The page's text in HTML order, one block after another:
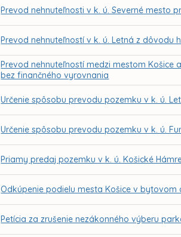
Prevod nehnuteľnosti v k. ú. Severné mesto
Prevod nehnuteľností v k. ú. Letná z dôvodu
Prevod nehnuteľností medzi mestom Košice
bez finančného vyrovnania
Určenie spôsobu prevodu pozemku v k. ú.
Určenie spôsobu prevodu pozemku v k. ú.
Priamy predaj pozemku v k. ú. Košické
Odkúpenie podielu mesta Košice v bytovom
Petícia za zrušenie nezákonného výberu